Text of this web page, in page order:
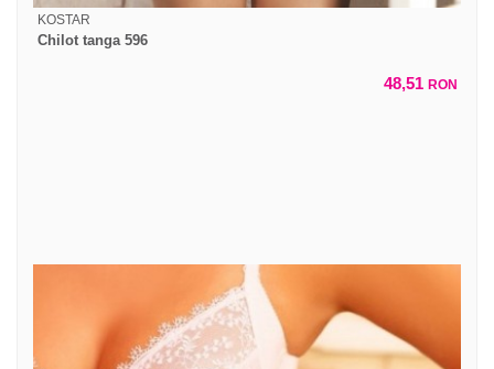
KOSTAR
Chilot tanga 596
48,51 RON